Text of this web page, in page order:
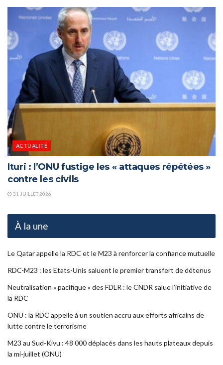
ACTUALITÉ
Ituri : l’ONU fustige les « attaques répétées »
contre les civils
31 JUILLET 2026
À la une
Le Qatar appelle la RDC et le M23 à renforcer la confiance mutuelle
RDC-M23 : les Etats-Unis saluent le premier transfert de détenus
Neutralisation « pacifique » des FDLR : le CNDR salue l’initiative de
la RDC
ONU : la RDC appelle à un soutien accru aux efforts africains de
lutte contre le terrorisme
M23 au Sud-Kivu : 48 000 déplacés dans les hauts plateaux depuis
la mi-juillet (ONU)